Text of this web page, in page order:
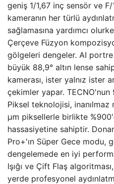
geniş 1/1,67 inç sensör ve F/
kameranın her türlü
sağlamasına yardımcı
Çerçeve Füzyon
gölgeleri dengeler. AI
büyük 88,9° altın lense
kamerası, ister yalnız ister
çekimler yapar.
Piksel teknolojisi,
µm piksellerle birlikte
hassasiyetine sahiptir.
Pro+'ın Süper Gece modu,
dengelemede en iyi
Işığı ve Çift Flaş
yerde profesyonel